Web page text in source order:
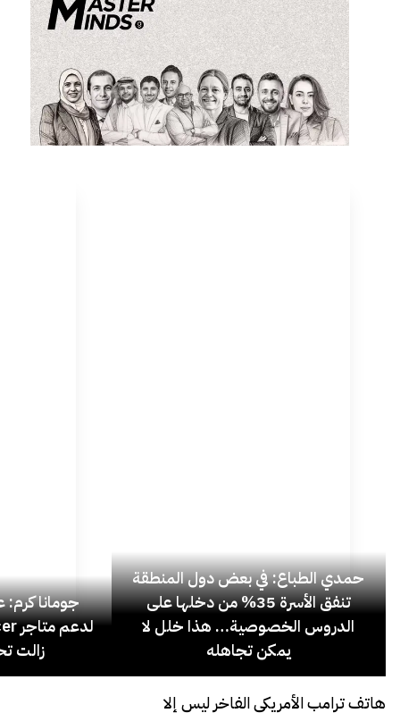
حمدي الطباع: في بعض دول المنطقة
تنفق الأسرة 35% من دخلها على
الدروس الخصوصية… هذا خلل لا
يمكن تجاهله
جومانا كرم:
زالت
هاتف ترامب الأمريكي الفاخر ليس إلا